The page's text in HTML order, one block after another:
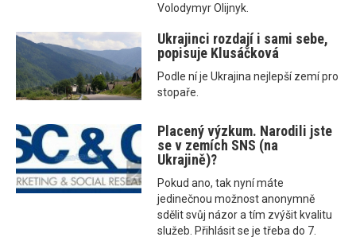
Volodymyr Olijnyk.
Ukrajinci rozdají i sami sebe,
popisuje Klusáčková
Podle ní je Ukrajina nejlepší zemí pro
stopaře.
Placený výzkum. Narodili jste
se v zemích SNS (na
Ukrajině)?
Pokud ano, tak nyní máte
jedinečnou možnost anonymně
sdělit svůj názor a tím zvýšit kvalitu
služeb. Přihlásit se je třeba do 7.